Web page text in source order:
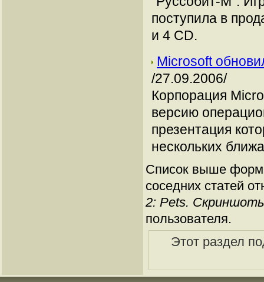
поступила в
и 4 CD.
Microsoft
/27.09.2006/
Корпорация
версию
презентация
нескольких
Список выше
соседних статей
2: Pets.
пользователя.
Этот раздел